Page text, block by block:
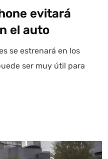
evitará
el auto
se estrenará en los
ser muy útil para